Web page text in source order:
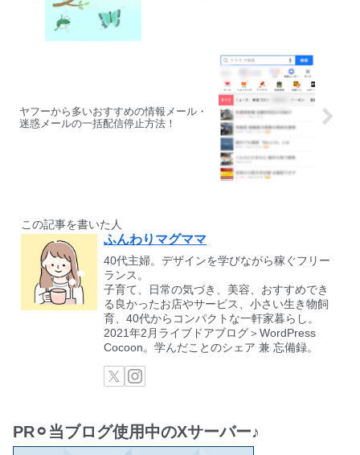
ヤフーから多いおすすめの情報メール・
迷惑メールの一括配信停止方法！
この記事を書いた人
ふんわりマグママ
40代主婦。デザインを学びながら稼ぐフリー
ランス。
子育て、日常の気づき、美容、おすすめでき
る良かったお店やサービス、小さい生き物飼
育、40代からコンパクトな一軒家暮らし。
2021年2月ライブドアブログ＞WordPress
Cocoon。学んだことのシェア 兼 忘備録。
PR⚪︎当ブログ使用中のXサーバー♪